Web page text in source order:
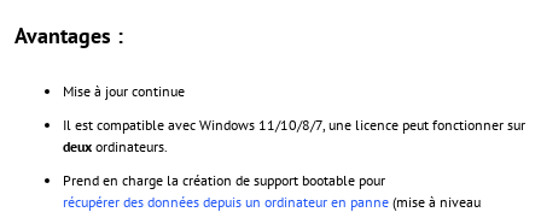
Avantages :
Mise à jour continue
Il est compatible avec Windows 11/10/8/7, une licence peut fonctionner sur
deux ordinateurs.
Prend en charge la création de support bootable pour
récupérer des données depuis un ordinateur en panne (mise à niveau